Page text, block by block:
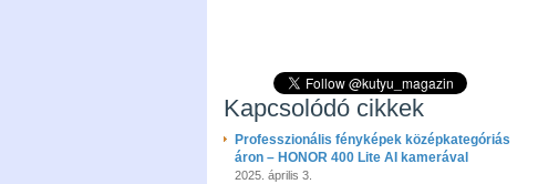
Kapcsolódó cikkek
Professzionális fényképek középkategóriás
áron – HONOR 400 Lite AI kamerával
2025. április 3.